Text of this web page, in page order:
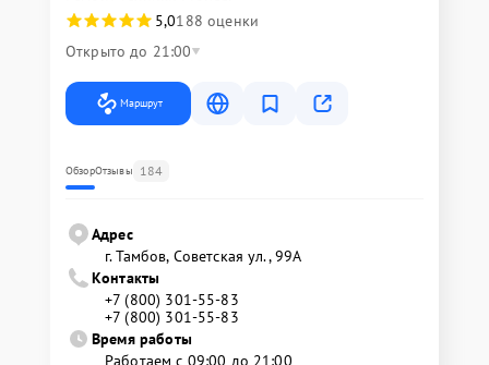
5,0188 оценки
Открыто до 21:00
Маршрут
ОбзорОтзывы 184
Адрес
г. Тамбов, Советская ул., 99А
Контакты
+7 (800) 301-55-83
+7 (800) 301-55-83
Время работы
Работаем с 09:00 до 21:00